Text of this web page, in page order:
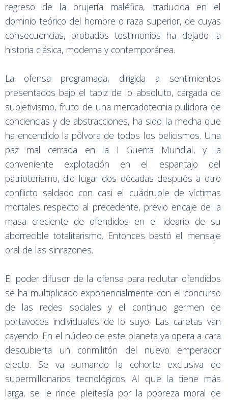
regreso de la brujería maléfica, traducida en el
dominio teórico del hombre o raza superior, de cuyas
consecuencias, probados testimonios ha dejado la
historia clásica, moderna y contemporánea.
La ofensa programada, dirigida a sentimientos
presentados bajo el tapiz de lo absoluto, cargada de
subjetivismo, fruto de una mercadotecnia pulidora de
conciencias y de abstracciones, ha sido la mecha que
ha encendido la pólvora de todos los belicismos. Una
paz mal cerrada en la I Guerra Mundial, y la
conveniente explotación en el espantajo del
patrioterismo, dio lugar dos décadas después a otro
conflicto saldado con casi el cuádruple de víctimas
mortales respecto al precedente, previo encaje de la
masa creciente de ofendidos en el ideario de su
aborrecible totalitarismo. Entonces bastó el mensaje
oral de las sinrazones.
El poder difusor de la ofensa para reclutar ofendidos
se ha multiplicado exponencialmente con el concurso
de las redes sociales y el continuo germen de
portavoces individuales de lo suyo. Las caretas van
cayendo. En el núcleo de este planeta ya opera a cara
descubierta un conmilitón del nuevo emperador
electo. Se va sumando la cohorte exclusiva de
supermillonarios tecnológicos. Al que la tiene más
larga, se le rinde pleitesía por la pobreza moral de